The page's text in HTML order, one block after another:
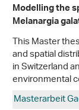
Modelling the
Melanargia
This Master
and spatial
in Switzerland
environmental
Masterarbeit